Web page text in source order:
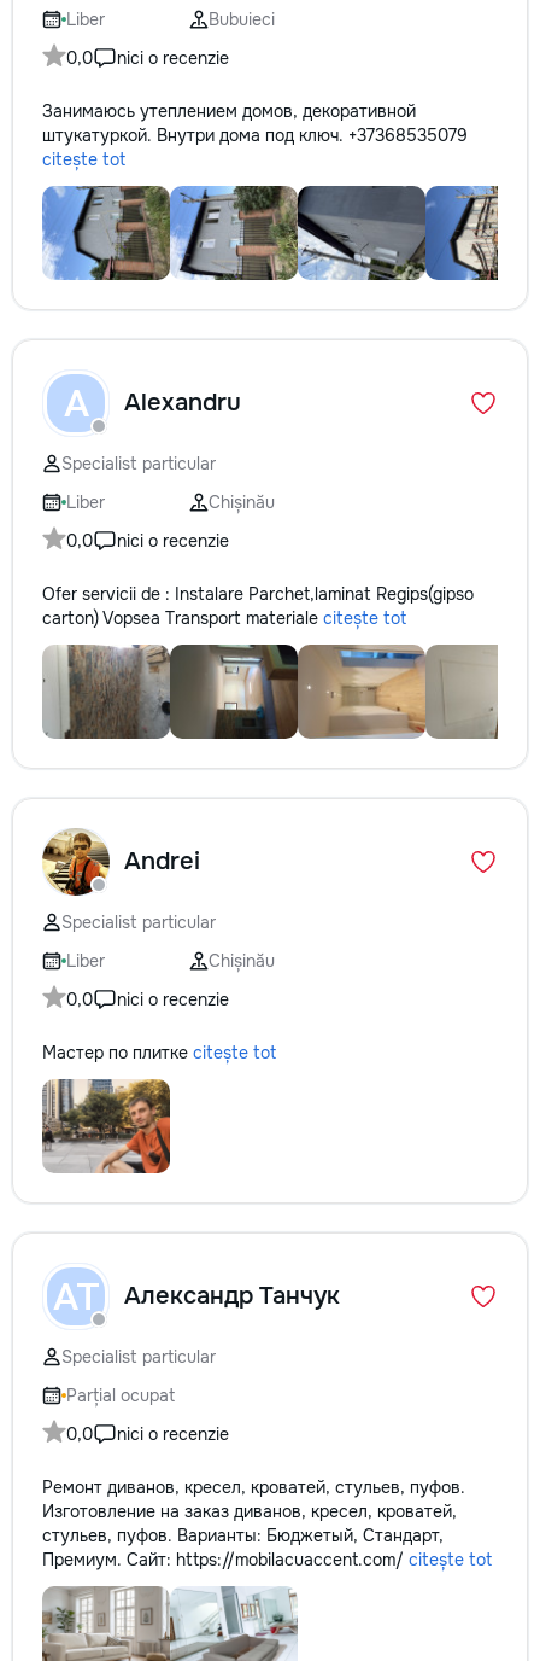
Liber
Bubuieci
0,0
nici o recenzie
Занимаюсь утеплением домов, декоративной
штукатуркой. Внутри дома под ключ. +37368535079
citește tot
A Alexandru
Specialist particular
Liber
Chișinău
0,0
nici o recenzie
Ofer servicii de : Instalare Parchet,laminat Regips(gipso
carton) Vopsea Transport materiale citește tot
Andrei
Specialist particular
Liber
Chișinău
0,0
nici o recenzie
Мастер по плитке citește tot
АТ Александр Танчук
Specialist particular
Parțial ocupat
0,0
nici o recenzie
Ремонт диванов, кресел, кроватей, стульев, пуфов.
Изготовление на заказ диванов, кресел, кроватей,
стульев, пуфов. Варианты: Бюджетый, Стандарт,
Премиум. Сайт: https://mobilacuaccent.com/ citește tot